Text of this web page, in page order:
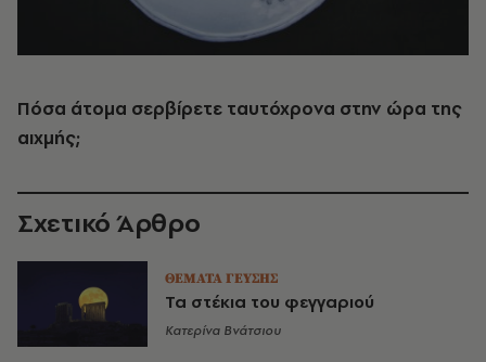
Πόσα άτομα σερβίρετε ταυτόχρονα στην ώρα της
αιχμής;
Σχετικό Άρθρο
ΘΕΜΑΤΑ ΓΕΥΣΗΣ
Τα στέκια του φεγγαριού
Κατερίνα Βνάτσιου